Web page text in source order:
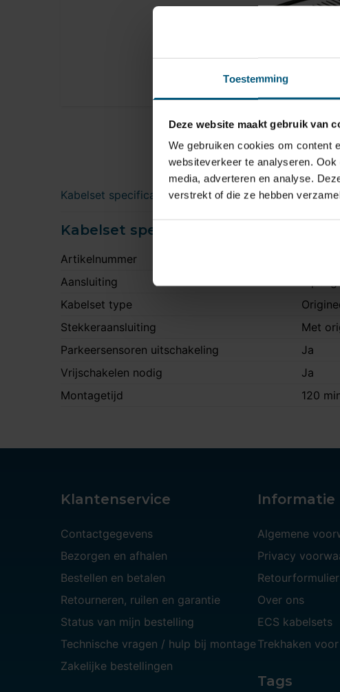
Toestemming
Deze website maakt gebruik van
We gebruiken cookies om content
websiteverkeer te analyseren.
media, adverteren en analyse.
verstrekt of die ze hebben
Kabelset specificatie
Kabelset specificatie
Artikelnummer
Aansluiting
Kabelset type
Stekkeraansluiting
Met
Parkeersensoren uitschakeling
Ja
Vrijschakelen nodig
Ja
Montagetijd
120
Klantenservice
Contactgegevens
Bezorgen en afhalen
Bestellen en betalen
Retourneren, ruilen en garantie
Status van mijn bestelling
Technische vragen / hulp bij montage
Zakelijke bestellingen
Informatie
Algemene
Privacy
Retourformulier
Over ons
ECS kabelsets
Trekhaken
Tags